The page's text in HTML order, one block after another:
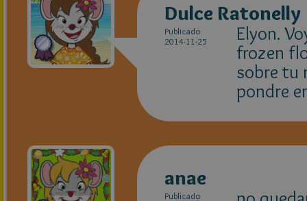
Dulce Ratonelly
Publicado
2014-11-25
Elyon.
frozen
sobre tu
pondre
anae
Publicado